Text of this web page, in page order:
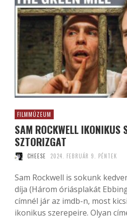
FILMMÚZEUM
SAM ROCKWELL IKONIKUS
SZTORIZGAT
CHEESE 2024. FEBRUÁR 9. PÉNTEK
Sam Rockwell is sokunk
díja (Három óriásplakát
címnél jár az imdb-n, most
ikonikus szerepeire. Olyan